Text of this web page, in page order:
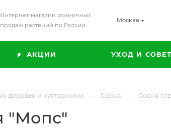
Интернет-магазин розничных
продаж растений по России
Москва
АКЦИИ УХОД И
деревья и кустарники — Сосна — Сосна
"Мопс"